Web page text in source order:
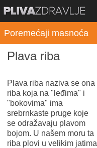
Poremećaji masnoća
Plava riba
Plava riba naziva se ona
riba koja na "leđima" i
"bokovima" ima
srebrnkaste pruge koje
se odražavaju plavom
bojom. U našem moru ta
riba plovi u velikim jatima